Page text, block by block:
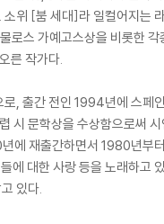
위 [붐 세대]라 일컬어지는
스 가예고스상을 비롯한
른 작가다.
로, 출간 전인 1994년에 스
시 문학상을 수상함으로써
에 재출간하면서 1980년부
대한 사랑 등을 노래하고
있다.